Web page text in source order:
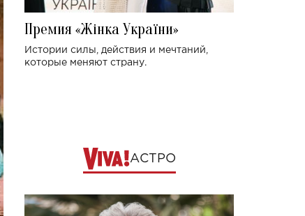
Премия «Жінка України»
Истории силы, действия и мечтаний,
которые меняют страну.
АСТРО